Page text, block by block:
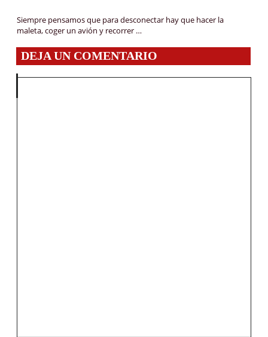
Siempre pensamos que para desconectar hay que hacer la
maleta, coger un avión y recorrer …
DEJA UN COMENTARIO